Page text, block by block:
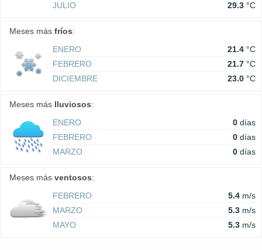
JULIO
29.3 °C
Meses más fríos:
ENERO
21.4 °C
FEBRERO
21.7 °C
DICIEMBRE
23.0 °C
Meses más lluviosos:
ENERO
0 días
FEBRERO
0 días
MARZO
0 días
Meses más ventosos:
FEBRERO
5.4 m/s
MARZO
5.3 m/s
MAYO
5.3 m/s